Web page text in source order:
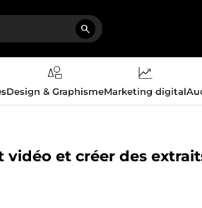
Design & GraphismeMarketing digital
et créer des